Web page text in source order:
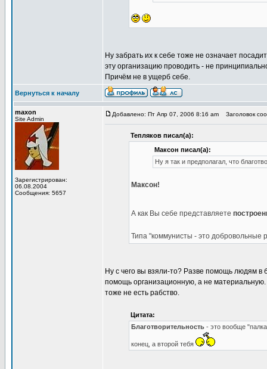
Ну забрать их к себе тоже не означает
эту организацию проводить - не
Причём не в ущерб себе.
Вернуться к началу
maxon
Site Admin
Зарегистрирован:
06.08.2004
Сообщения: 5657
Добавлено: Пт Апр 07, 2006 8:16 am Заголовок
Тепляков писал(а):
Максон писал(а):
Ну я так и предполагал, что
Максон!
А как Вы себе представляете
Типа "коммунисты - это добровольные
Ну с чего вы взяли-то? Разве помощь людям в
помощь организационную, а не
тоже не есть рабство.
Цитата:
Благотворительность - это вообще
конец, а второй тебя